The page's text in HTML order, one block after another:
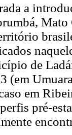
a
Mato
de
(em
em
pré-